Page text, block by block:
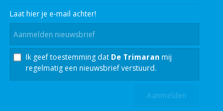
Laat hier je e-mail achter!
Ik geef toestemming dat De Trimaran mij
regelmatig een nieuwsbrief verstuurd.